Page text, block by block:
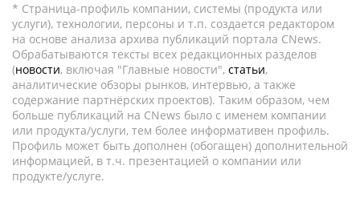
* Страница-профиль компании, системы (продукта или
услуги), технологии, персоны и т.п. создается редактором
на основе анализа архива публикаций портала CNews.
Обрабатываются тексты всех редакционных разделов
(новости, включая "Главные новости", статьи,
аналитические обзоры рынков, интервью, а также
содержание партнёрских проектов). Таким образом, чем
больше публикаций на CNews было с именем компании
или продукта/услуги, тем более информативен профиль.
Профиль может быть дополнен (обогащен) дополнительной
информацией, в т.ч. презентацией о компании или
продукте/услуге.